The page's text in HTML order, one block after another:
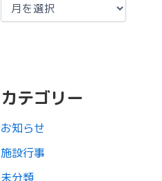
カテゴリー
お知らせ
施設行事
未分類